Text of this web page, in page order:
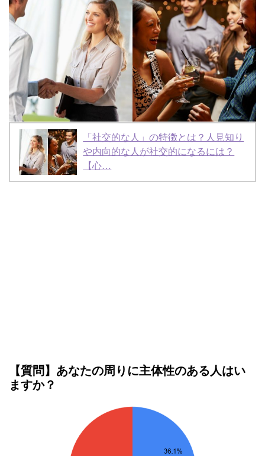
「社交的な人」の特徴とは？人見知り
や内向的な人が社交的になるには？
【心…
【質問】あなたの周りに主体性のある人はい
ますか？